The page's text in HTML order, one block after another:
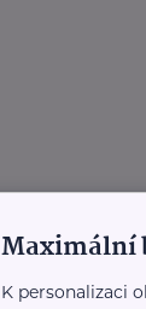
Maximální
K personalizaci